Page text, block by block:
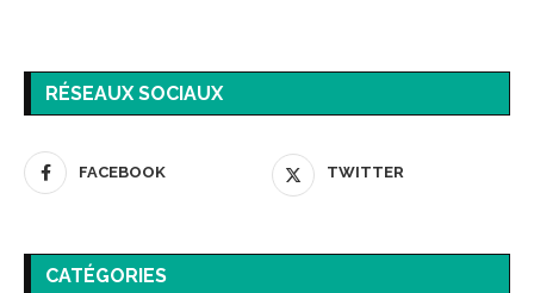
RÉSEAUX SOCIAUX
FACEBOOK TWITTER
CATÉGORIES